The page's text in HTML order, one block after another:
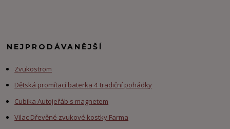
NEJPRODÁVANĚJŠÍ
Zvukostrom
Dětská promítací baterka 4 tradiční pohádky
Cubika Autojeřáb s magnetem
Vilac Dřevěné zvukové kostky Farma